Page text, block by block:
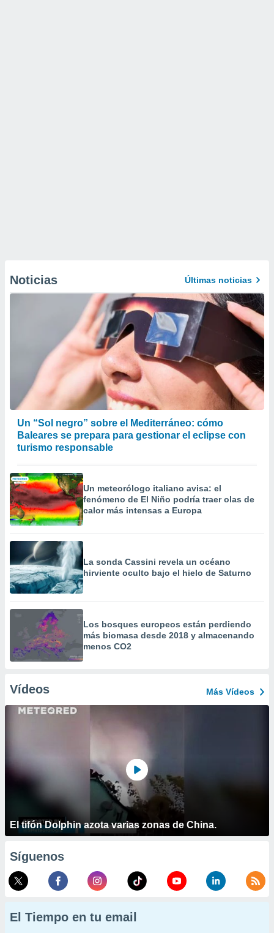
Noticias Últimas noticias
Un “Sol negro” sobre el Mediterráneo: cómo
Baleares se prepara para gestionar el eclipse con
turismo responsable
Un meteorólogo italiano avisa: el
fenómeno de El Niño podría traer olas de
calor más intensas a Europa
La sonda Cassini revela un océano
hirviente oculto bajo el hielo de Saturno
Los bosques europeos están perdiendo
más biomasa desde 2018 y almacenando
menos CO2
Vídeos Más Vídeos
El tifón Dolphin azota varias zonas de China.
Síguenos
El Tiempo en tu email